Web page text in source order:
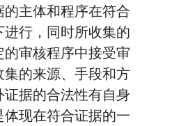
主体和程序在符合
行，同时所收集的
审核程序中接受审
的来源、手段和方
据的合法性有自身
现在符合证据的一